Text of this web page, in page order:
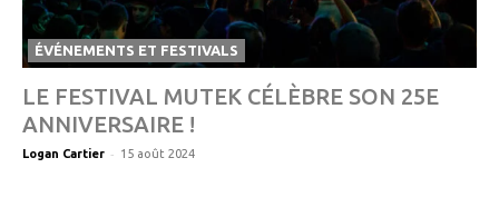
ÉVÉNEMENTS ET FESTIVALS
LE FESTIVAL MUTEK CÉLÈBRE SON 25E
ANNIVERSAIRE !
Logan Cartier - 15 août 2024